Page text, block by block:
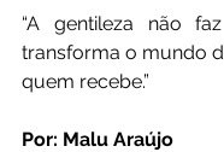
“A gentileza não
transforma o mundo
quem recebe.”
Por: Malu Araújo